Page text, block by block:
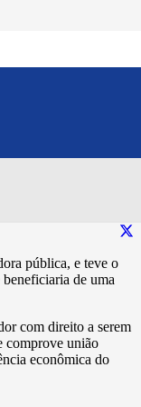
fins
pública, e teve o
de uma
com direito a serem
comprove união
econômica do